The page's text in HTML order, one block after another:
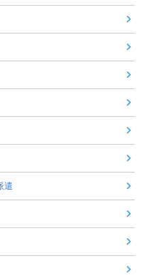
遣